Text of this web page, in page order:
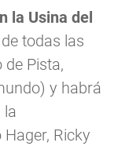
la Usina del
todas las
de Pista,
y habrá
la
Ricky